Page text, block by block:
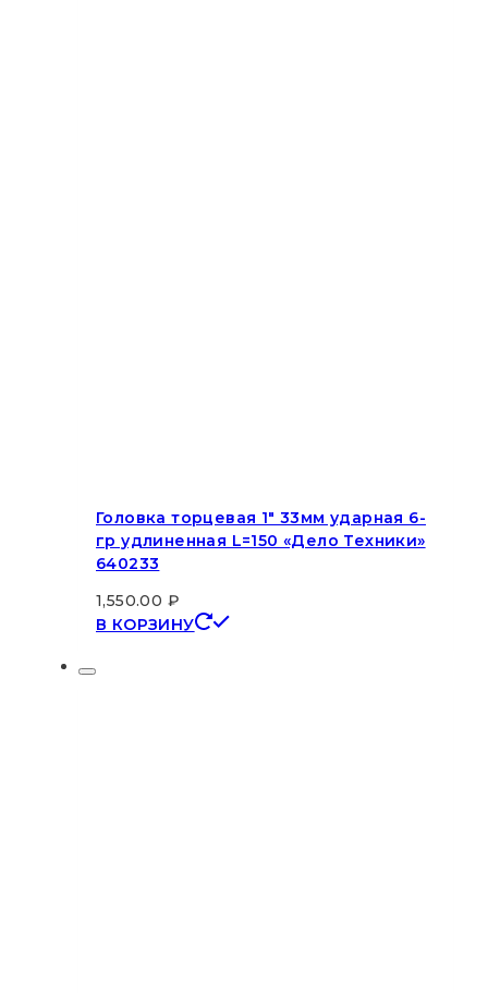
Головка торцевая 1″ 33мм ударная 6-
гр удлиненная L=150 «Дело Техники»
640233
1,550.00 ₽
В КОРЗИНУ